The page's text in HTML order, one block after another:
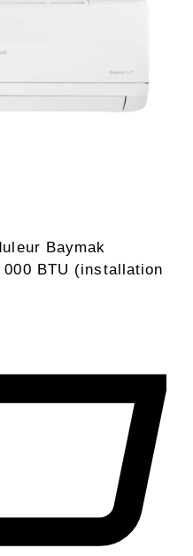
Baymak
BTU (installation